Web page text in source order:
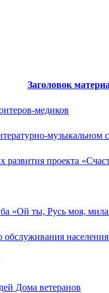
Заголовок
медиков
музыкальном
развития проекта
«Ой ты, Русь моя,
Дома ветеранов